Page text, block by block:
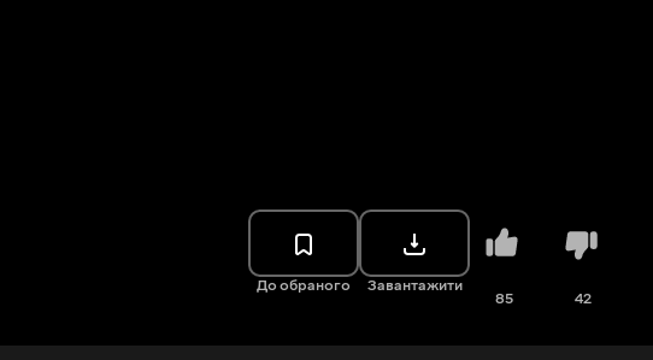
До обраного Завантажити
85 42